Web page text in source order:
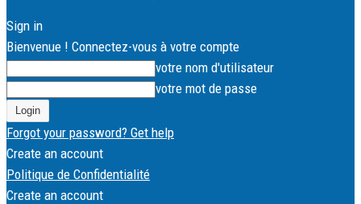
Sign in
Bienvenue ! Connectez-vous à votre compte
votre nom d'utilisateur
votre mot de passe
Forgot your password? Get help
Create an account
Politique de Confidentialité
Create an account